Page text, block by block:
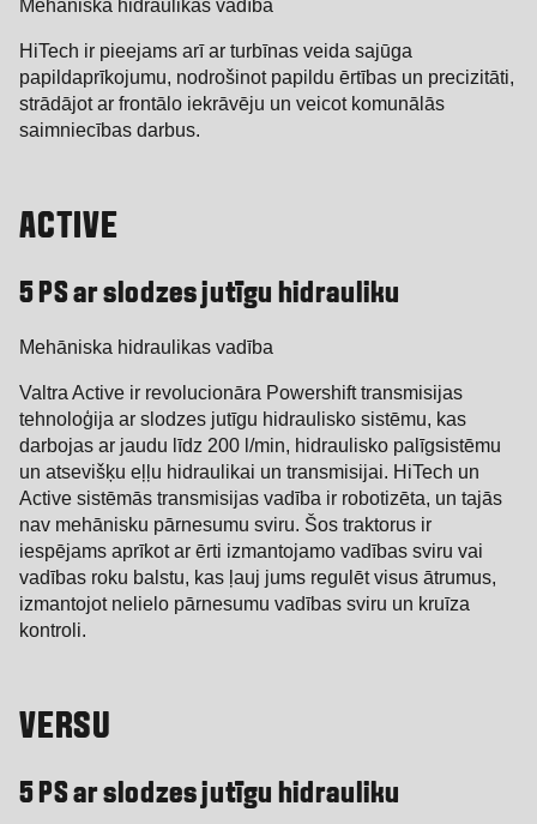
Mehāniska hidraulikas vadība
HiTech ir pieejams arī ar turbīnas veida sajūga
papildaprīkojumu, nodrošinot papildu ērtības un precizitāti,
strādājot ar frontālo iekrāvēju un veicot komunālās
saimniecības darbus.
ACTIVE
5 PS ar slodzes jutīgu hidrauliku
Mehāniska hidraulikas vadība
Valtra Active ir revolucionāra Powershift transmisijas
tehnoloģija ar slodzes jutīgu hidraulisko sistēmu, kas
darbojas ar jaudu līdz 200 l/min, hidraulisko palīgsistēmu
un atsevišķu eļļu hidraulikai un transmisijai. HiTech un
Active sistēmās transmisijas vadība ir robotizēta, un tajās
nav mehānisku pārnesumu sviru. Šos traktorus ir
iespējams aprīkot ar ērti izmantojamo vadības sviru vai
vadības roku balstu, kas ļauj jums regulēt visus ātrumus,
izmantojot nelielo pārnesumu vadības sviru un kruīza
kontroli.
VERSU
5 PS ar slodzes jutīgu hidrauliku